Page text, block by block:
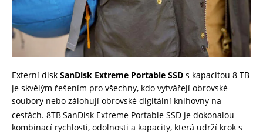
Externí disk SanDisk Extreme Portable SSD s kapacitou 8 TB
je skvělým řešením pro všechny, kdo vytvářejí obrovské
soubory nebo zálohují obrovské digitální knihovny na
cestách. 8TBSanDisk Extreme Portable SSD je dokonalou
kombinací rychlosti, odolnosti a kapacity, která udrží krok s